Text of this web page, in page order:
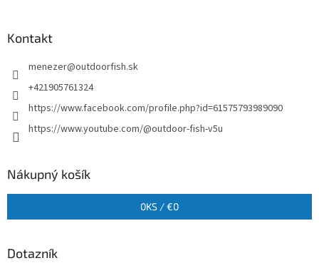
Kontakt
menezer@outdoorfish.sk
+421905761324
https://www.facebook.com/profile.php?id=61575793989090
https://www.youtube.com/@outdoor-fish-v5u
Nákupný košík
0KS /€0
Dotazník